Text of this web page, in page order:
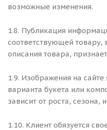
возможные изменения.
1.8. Публикация
соответствующей товару,
описания товара,
1.9. Изображения на
варианта букета или
зависит от роста, сезона,
1.10. Клиент обязуется